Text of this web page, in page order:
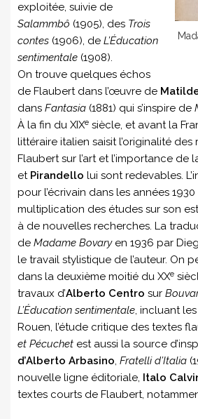
exploitée, suivie de
Salammbô (1905), des Trois
contes (1906), de L’Éducation
sentimentale (1908).
On trouve quelques échos
de Flaubert dans l’œuvre de
dans Fantasia (1881) qui s’inspire de
À la fin du XIXe siècle, et avant la
littéraire italien saisit l’originalité
Flaubert sur l’art et l’importance de
et Pirandello lui sont redevables.
pour l’écrivain dans les années
multiplication des études sur son
à de nouvelles recherches. La
de Madame Bovaryen 1936 par
le travail stylistique de l’auteur. On
dans la deuxième moitié du XXe
travaux d’Alberto Centro sur
L’Éducation sentimentale, incluant
Rouen, l’étude critique des textes
et Pécuchet est aussi la source
d’Alberto Arbasino, Fratelli d’Italia
nouvelle ligne éditoriale, Italo
textes courts de Flaubert,